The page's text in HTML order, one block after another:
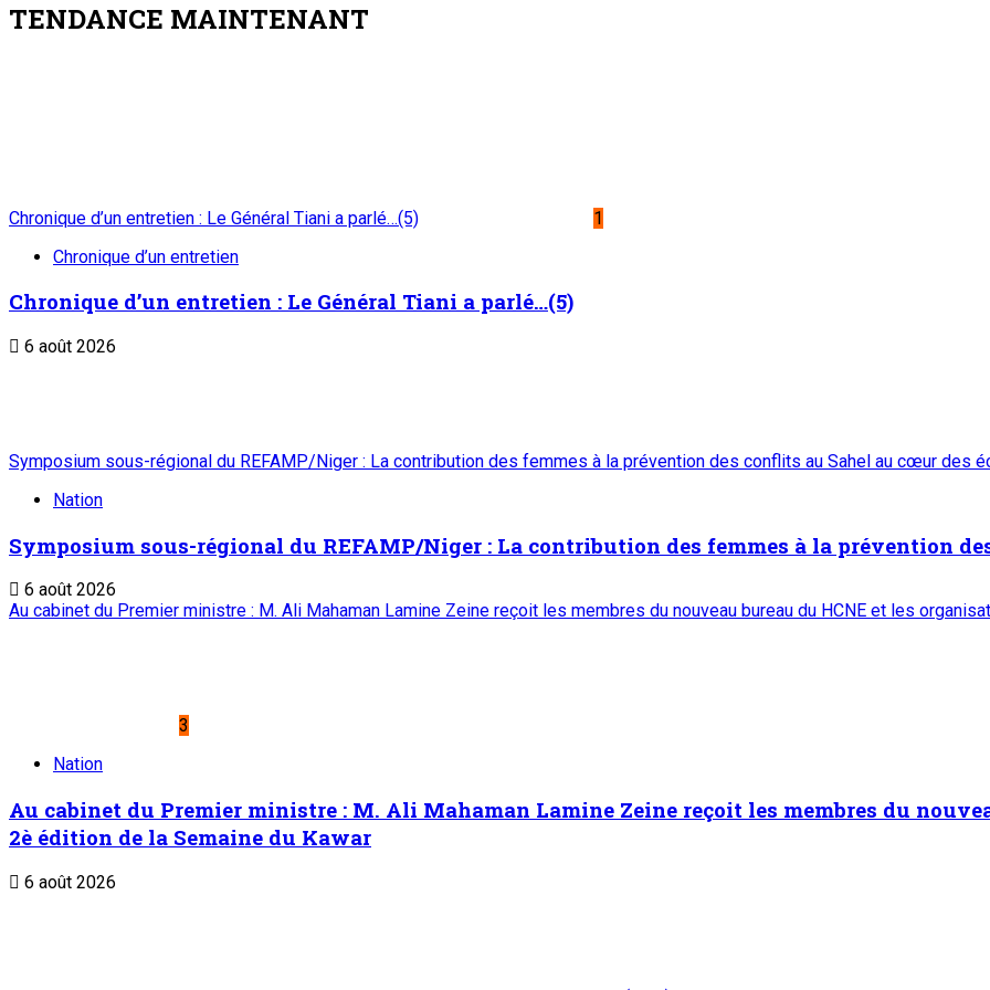
TENDANCE MAINTENANT
Chronique d’un entretien : Le Général Tiani a parlé…(5)
1
Chronique d’un entretien
Chronique d’un entretien : Le Général Tiani a parlé…(5)
6 août 2026
Symposium sous-régional du REFAMP/Niger : La contribution des femmes à la prévention des conflits au Sahel au cœur des
Nation
Symposium sous-régional du REFAMP/Niger : La contribution des femmes à la prévention
6 août 2026
Au cabinet du Premier ministre : M. Ali Mahaman Lamine Zeine reçoit les membres du nouveau bureau du HCNE et les
3
Nation
Au cabinet du Premier ministre : M. Ali Mahaman Lamine Zeine reçoit les membres du
2è édition de la Semaine du Kawar
6 août 2026